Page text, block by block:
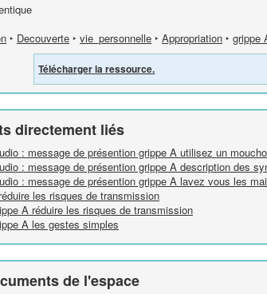
‣ Decouverte ‣ vie_personnelle ‣ Appropriation ‣ grippe
Télécharger la ressource.
directement liés
: message de présention grippe A utilisez un
: message de présention grippe A description des
: message de présention grippe A lavez vous les
les risques de transmission
A réduire les risques de transmission
A les gestes simples
de l'espace